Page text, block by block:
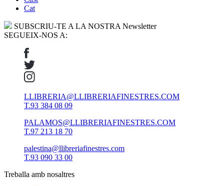
Cat
SUBSCRIU-TE A LA NOSTRA Newsletter
SEGUEIX-NOS A:
LLIBRERIA@LLIBRERIAFINESTRES.COM
T.93 384 08 09
PALAMOS@LLIBRERIAFINESTRES.COM
T.97 213 18 70
palestina@llibreriafinestres.com
T.93 090 33 00
Treballa amb nosaltres